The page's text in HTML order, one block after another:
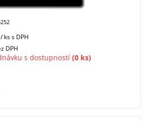
/ kss DPH
DPH
s dostupností (0 ks)